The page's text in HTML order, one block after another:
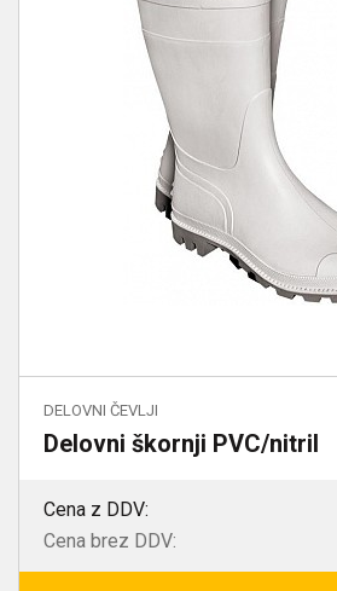
DELOVNI ČEVLJI
Delovni škornji PVC/nitril
Cena z DDV:
Cena brez DDV: